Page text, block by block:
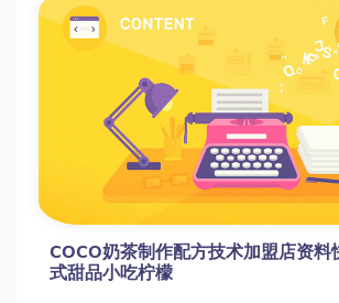
COCO奶茶制作配方技术加盟店资料
式甜品小吃柠檬